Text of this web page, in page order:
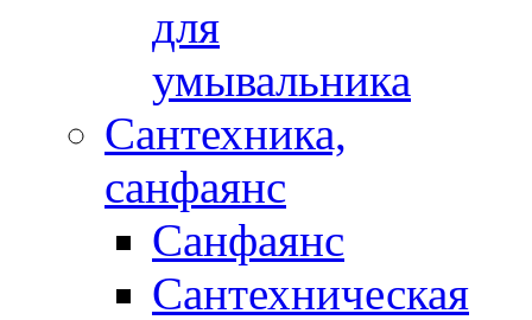
для
умывальника
Сантехника,
санфаянс
Санфаянс
Сантехническая